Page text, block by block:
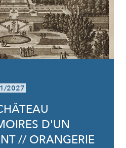
2027
D'UN
// ORANGERIE